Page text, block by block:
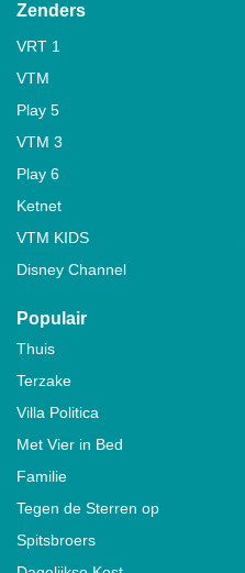
Zenders
VRT 1
VTM
Play 5
VTM 3
Play 6
Ketnet
VTM KIDS
Disney Channel
Populair
Thuis
Terzake
Villa Politica
Met Vier in Bed
Familie
Tegen de Sterren op
Spitsbroers